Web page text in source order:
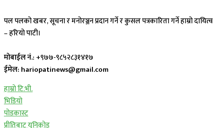
पल पलको खबर, सूचना र मनोरञ्जन प्रदान गर्ने र कुसल पत्रकारिता गर्ने हाम्रो दायित्व
– हरियो पाटी।
मोबाईल नं.: +९७७-९८५२८३१४१७
ईमेल: hariopatinews@gmail.com
हाम्रो टि.भी.
भिडियो
पोडकास्ट
प्रीतिबाट युनिकोड